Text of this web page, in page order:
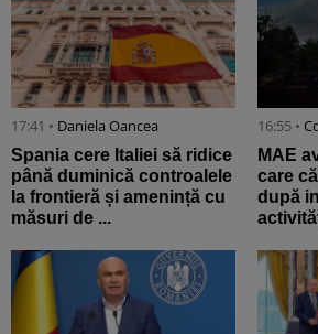
17:41 • Daniela Oancea
Spania cere Italiei să ridice
până duminică controalele
la frontieră și amenință cu
măsuri de ...
16:55 •
MAE
care
după